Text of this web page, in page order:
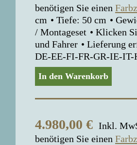
benötigen Sie einen
cm
Tiefe: 50 cm
/ Montageset
Klicken
und Fahrer
Lieferung
DE-EE-FI-FR-GR-IE-
In den Warenkorb
4.980,00 € Inkl.
benötigen Sie einen